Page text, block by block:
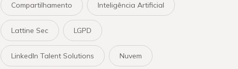
Compartilhamento Inteligência Artificial
Lattine Sec LGPD
LinkedIn Talent Solutions Nuvem